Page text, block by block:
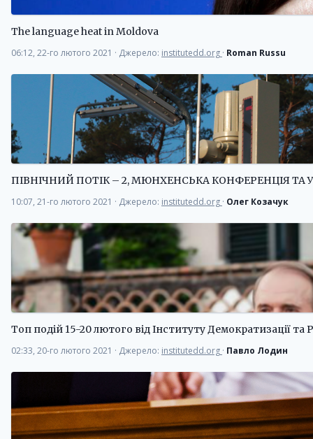
The language heat in Moldova
06:12, 22-го лютого 2021 · Джерело: institutedd.org · Roman Russu
ПІВНІЧНИЙ ПОТІК – 2, МЮНХЕНСЬКА КОНФЕРЕНЦІЯ
10:07, 21-го лютого 2021 · Джерело: institutedd.org · Олег Козачук
Топ подій 15-20 лютого від Інституту Демократизації та
02:33, 20-го лютого 2021 · Джерело: institutedd.org · Павло Лодин